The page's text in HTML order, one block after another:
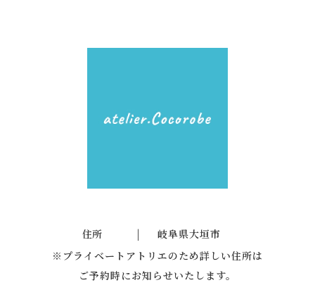
住所
岐阜県大垣市
※プライベートアトリエのため詳しい住所は
ご予約時にお知らせいたします。